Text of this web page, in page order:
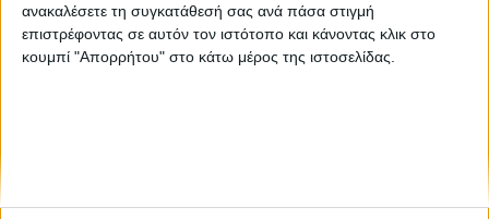
ανακαλέσετε τη συγκατάθεσή σας ανά πάσα στιγμή
επιστρέφοντας σε αυτόν τον ιστότοπο και κάνοντας κλικ στο
κουμπί "Απορρήτου" στο κάτω μέρος της ιστοσελίδας.
None feed